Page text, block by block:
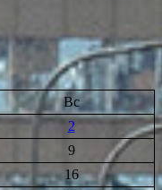
Вс
2
9
16